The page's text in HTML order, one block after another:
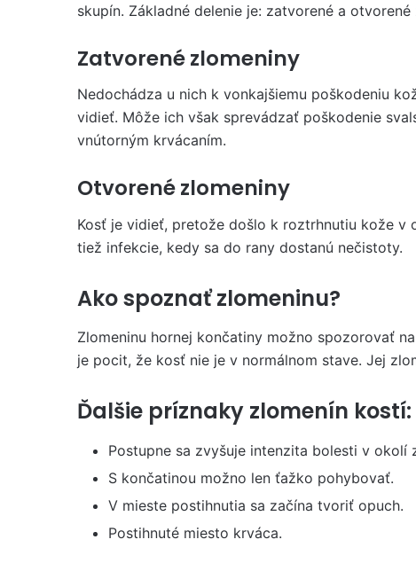
skupín. Základné delenie je: zatvorené a otvorené
Zatvorené zlomeniny
Nedochádza u nich k vonkajšiemu poškodeniu
vidieť. Môže ich však sprevádzať poškodenie
vnútorným krvácaním.
Otvorené zlomeniny
Kosť je vidieť, pretože došlo k roztrhnutiu kože v
tiež infekcie, kedy sa do rany dostanú nečistoty.
Ako spoznať zlomeninu?
Zlomeninu hornej končatiny možno spozorovať
je pocit, že kosť nie je v normálnom stave. Jej
Ďalšie príznaky zlomenín kostí:
Postupne sa zvyšuje intenzita bolesti v
S končatinou možno len ťažko pohybovať.
V mieste postihnutia sa začína tvoriť opuch.
Postihnuté miesto krváca.